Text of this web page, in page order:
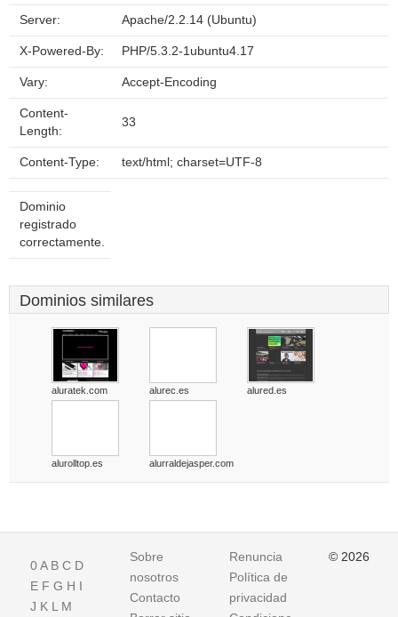
Server: Apache/2.2.14 (Ubuntu)
X-Powered-By: PHP/5.3.2-1ubuntu4.17
Vary: Accept-Encoding
Content-
Length:
33
Content-Type: text/html; charset=UTF-8
Dominio
registrado
correctamente.
Dominios similares
aluratek.com alurec.es alured.es
alurolltop.es alurraldejasper.com
0A B C D
E F G H I
J K L M
Sobre
nosotros
Contacto
Renuncia
Política de
privacidad
© 2026